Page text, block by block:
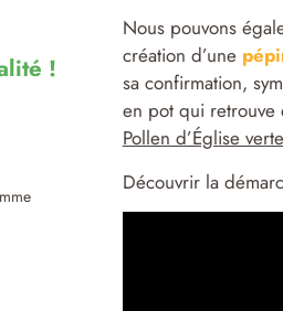
!
Nous pouvons
création d’une
sa confirmation,
en pot qui retrouve
Pollen d’Église
Découvrir la